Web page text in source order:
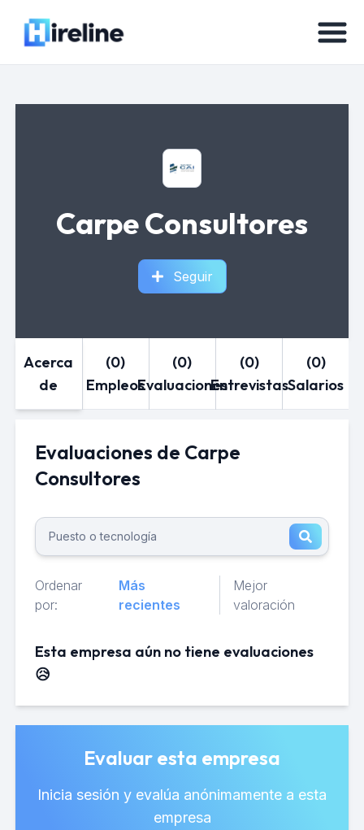
Carpe Consultores
Seguir
Acerca
de
(0)
Empleos
(0)
Evaluaciones
(0)
Entrevistas
(0)
Salarios
Evaluaciones de Carpe
Consultores
Ordenar
por:
Más
recientes
Mejor
valoración
Esta empresa aún no tiene evaluaciones
😥
Evaluar esta empresa
Inicia sesión y evalúa anónimamente a esta
empresa